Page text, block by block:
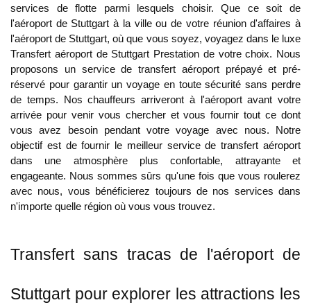
services de flotte parmi lesquels choisir. Que ce soit de
l'aéroport de Stuttgart à la ville ou de votre réunion d'affaires à
l'aéroport de Stuttgart, où que vous soyez, voyagez dans le luxe
Transfert aéroport de Stuttgart Prestation de votre choix. Nous
proposons un service de transfert aéroport prépayé et pré-
réservé pour garantir un voyage en toute sécurité sans perdre
de temps. Nos chauffeurs arriveront à l'aéroport avant votre
arrivée pour venir vous chercher et vous fournir tout ce dont
vous avez besoin pendant votre voyage avec nous. Notre
objectif est de fournir le meilleur service de transfert aéroport
dans une atmosphère plus confortable, attrayante et
engageante. Nous sommes sûrs qu'une fois que vous roulerez
avec nous, vous bénéficierez toujours de nos services dans
n'importe quelle région où vous vous trouvez.
Transfert sans tracas de l'aéroport de
Stuttgart pour explorer les attractions les